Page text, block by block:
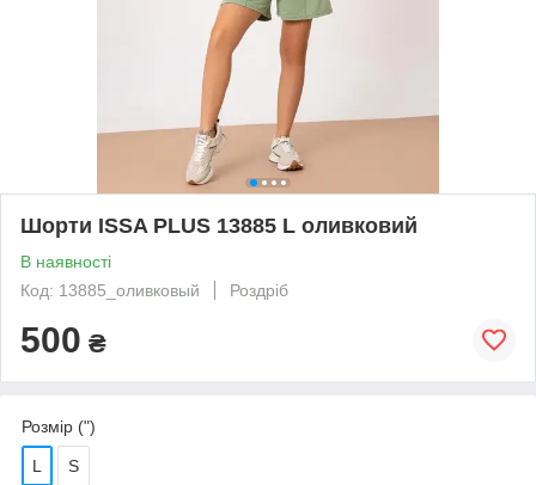
Шорти ISSA PLUS 13885 L оливковий
В наявності
Код: 13885_оливковый
Роздріб
500 ₴
Розмір (")
L S